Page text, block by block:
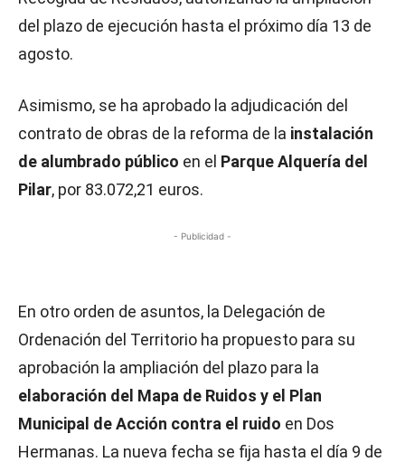
del plazo de ejecución hasta el próximo día 13 de
agosto.
Asimismo, se ha aprobado la adjudicación del
contrato de obras de la reforma de la instalación
de alumbrado público en el Parque Alquería del
Pilar, por 83.072,21 euros.
- Publicidad -
En otro orden de asuntos, la Delegación de
Ordenación del Territorio ha propuesto para su
aprobación la ampliación del plazo para la
elaboración del Mapa de Ruidos y el Plan
Municipal de Acción contra el ruido en Dos
Hermanas. La nueva fecha se fija hasta el día 9 de